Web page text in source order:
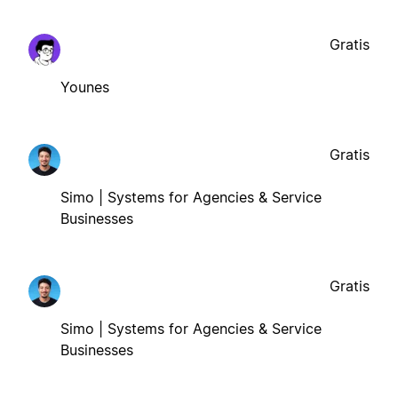
Younes
Gratis
Simo | Systems for Agencies & Service
Businesses
Gratis
Simo | Systems for Agencies & Service
Businesses
Gratis